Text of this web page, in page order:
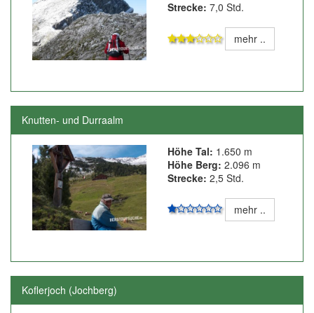
Strecke: 7,0 Std.
mehr ..
Knutten- und Durraalm
Höhe Tal: 1.650 m
Höhe Berg: 2.096 m
Strecke: 2,5 Std.
mehr ..
Koflerjoch (Jochberg)